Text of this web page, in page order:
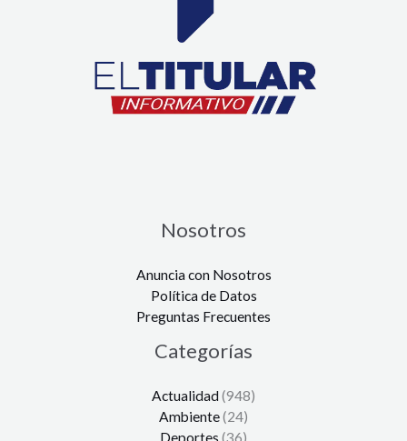
Nosotros
Anuncia con Nosotros
Política de Datos
Preguntas Frecuentes
Categorías
Actualidad(948)
Ambiente(24)
Deportes (36)